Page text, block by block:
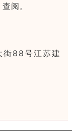
查阅。
88号江苏建